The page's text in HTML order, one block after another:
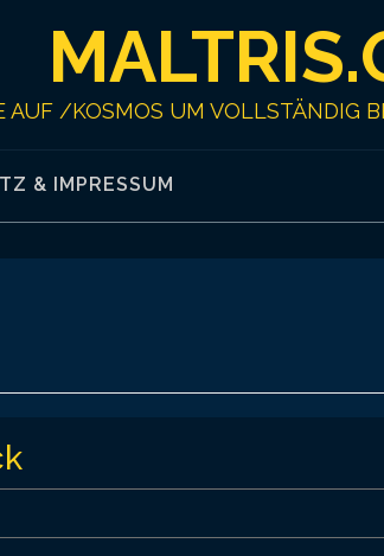
AUF /KOSMOS UM VOLLSTÄNDIG
& IMPRESSUM